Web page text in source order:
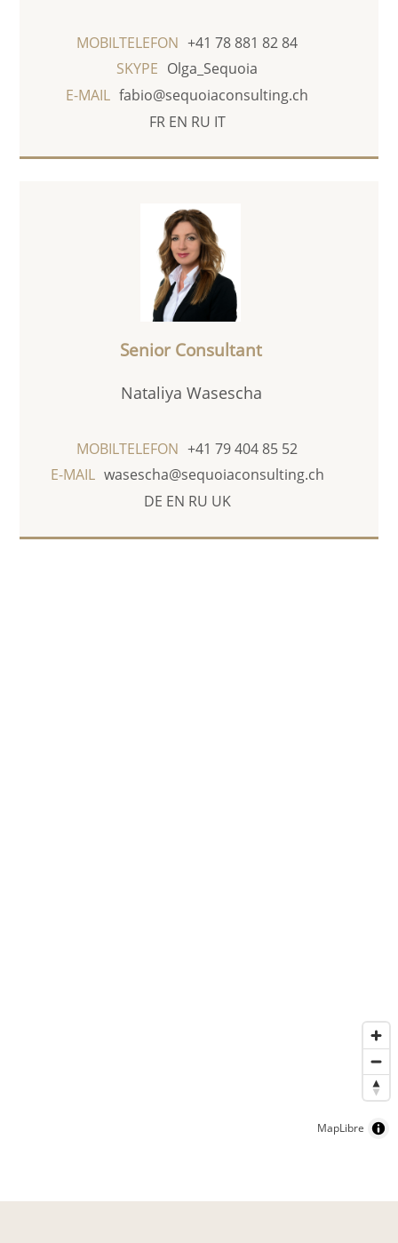
MOBILTELEFON +41 78 881 82 84
SKYPE Olga_Sequoia
E-MAIL fabio@sequoiaconsulting.ch
FR EN RU IT
Senior Consultant
Nataliya Wasescha
MOBILTELEFON +41 79 404 85 52
E-MAIL wasescha@sequoiaconsulting.ch
DE EN RU UK
MapLibre